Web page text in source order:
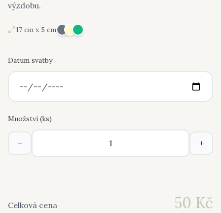
výzdobu.
17 cm x 5 cm
Datum svatby
Množství (ks)
− +
Celková cena 50 Kč